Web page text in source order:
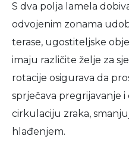
S dva polja lamela
odvojenim zonama
terase, ugostiteljske
imaju različite želje za
rotacije osigurava da
sprječava pregrijavanje
cirkulaciju zraka,
hlađenjem.